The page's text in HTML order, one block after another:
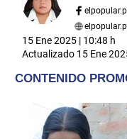
15 Ene 2025 | 10:48 h
Actualizado 15 Ene